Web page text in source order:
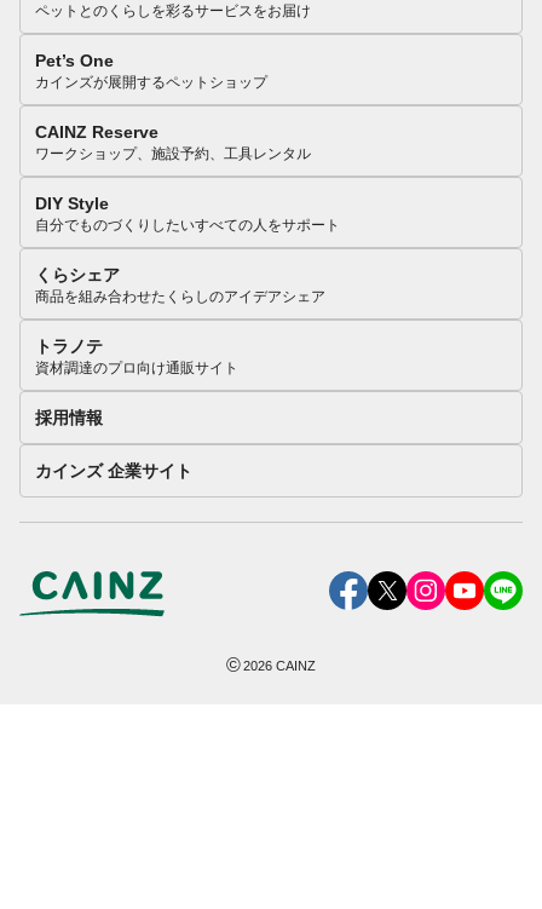
ペットとのくらしを彩るサービスをお届け
Pet’s One
カインズが展開するペットショップ
CAINZ Reserve
ワークショップ、施設予約、工具レンタル
DIY Style
自分でものづくりしたいすべての人をサポート
くらシェア
商品を組み合わせたくらしのアイデアシェア
トラノテ
資材調達のプロ向け通販サイト
採用情報
カインズ 企業サイト
©2026 CAINZ